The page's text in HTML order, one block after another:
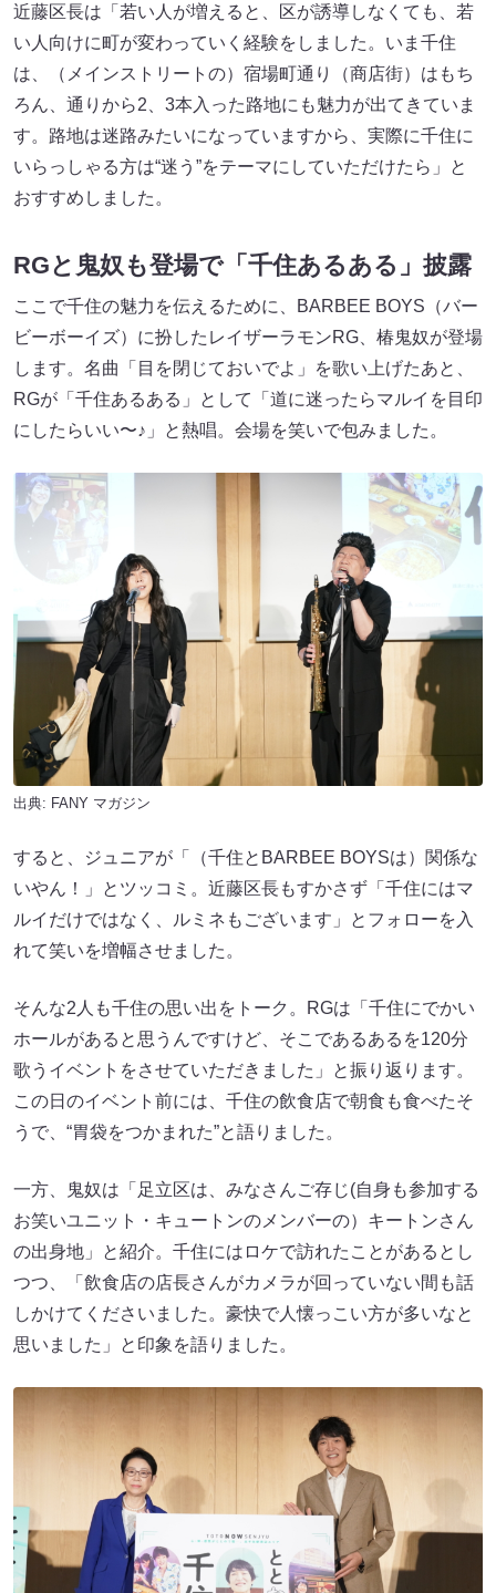
近藤区長は「若い人が増えると、区が誘導しなくても、若
い人向けに町が変わっていく経験をしました。いま千住
は、（メインストリートの）宿場町通り（商店街）はもち
ろん、通りから2、3本入った路地にも魅力が出てきていま
す。路地は迷路みたいになっていますから、実際に千住に
いらっしゃる方は“迷う”をテーマにしていただけたら」と
おすすめしました。
RGと鬼奴も登場で「千住あるある」披露
ここで千住の魅力を伝えるために、BARBEE BOYS（バー
ビーボーイズ）に扮したレイザーラモンRG、椿鬼奴が登場
します。名曲「目を閉じておいでよ」を歌い上げたあと、
RGが「千住あるある」として「道に迷ったらマルイを目印
にしたらいい〜♪」と熱唱。会場を笑いで包みました。
出典: FANY マガジン
すると、ジュニアが「（千住とBARBEE BOYSは）関係な
いやん！」とツッコミ。近藤区長もすかさず「千住にはマ
ルイだけではなく、ルミネもございます」とフォローを入
れて笑いを増幅させました。
そんな2人も千住の思い出をトーク。RGは「千住にでかい
ホールがあると思うんですけど、そこであるあるを120分
歌うイベントをさせていただきました」と振り返ります。
この日のイベント前には、千住の飲食店で朝食も食べたそ
うで、“胃袋をつかまれた”と語りました。
一方、鬼奴は「足立区は、みなさんご存じ(自身も参加する
お笑いユニット・キュートンのメンバーの）キートンさん
の出身地」と紹介。千住にはロケで訪れたことがあるとし
つつ、「飲食店の店長さんがカメラが回っていない間も話
しかけてくださいました。豪快で人懐っこい方が多いなと
思いました」と印象を語りました。